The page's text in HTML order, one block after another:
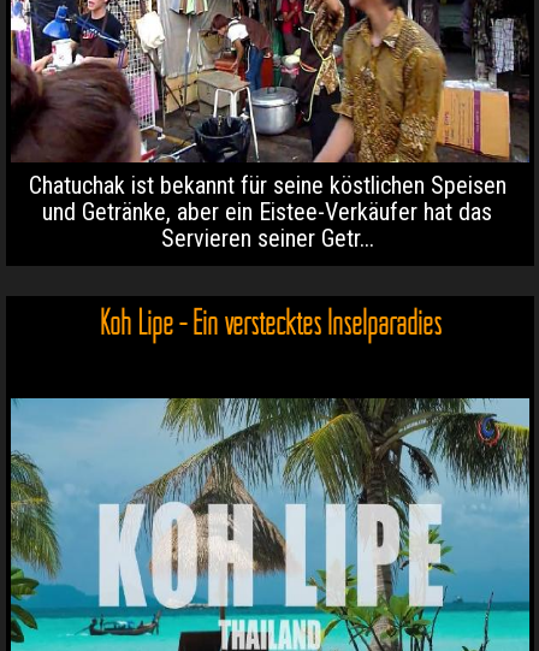
Chatuchak ist bekannt für seine köstlichen Speisen
und Getränke, aber ein Eistee-Verkäufer hat das
Servieren seiner Getr...
Koh Lipe - Ein verstecktes Inselparadies